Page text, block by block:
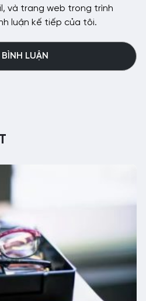
và trang web trong trình
luận kế tiếp của tôi.